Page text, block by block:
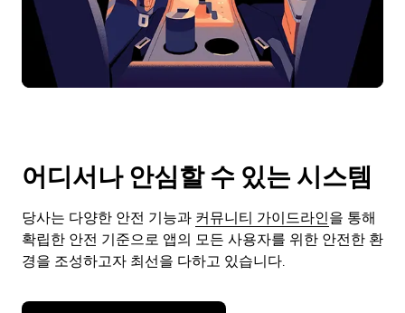
어디서나 안심할 수 있는 시스템
당사는 다양한 안전 기능과 커뮤니티 가이드라인을 통해
확립한 안전 기준으로 앱의 모든 사용자를 위한 안전한 환
경을 조성하고자 최선을 다하고 있습니다.